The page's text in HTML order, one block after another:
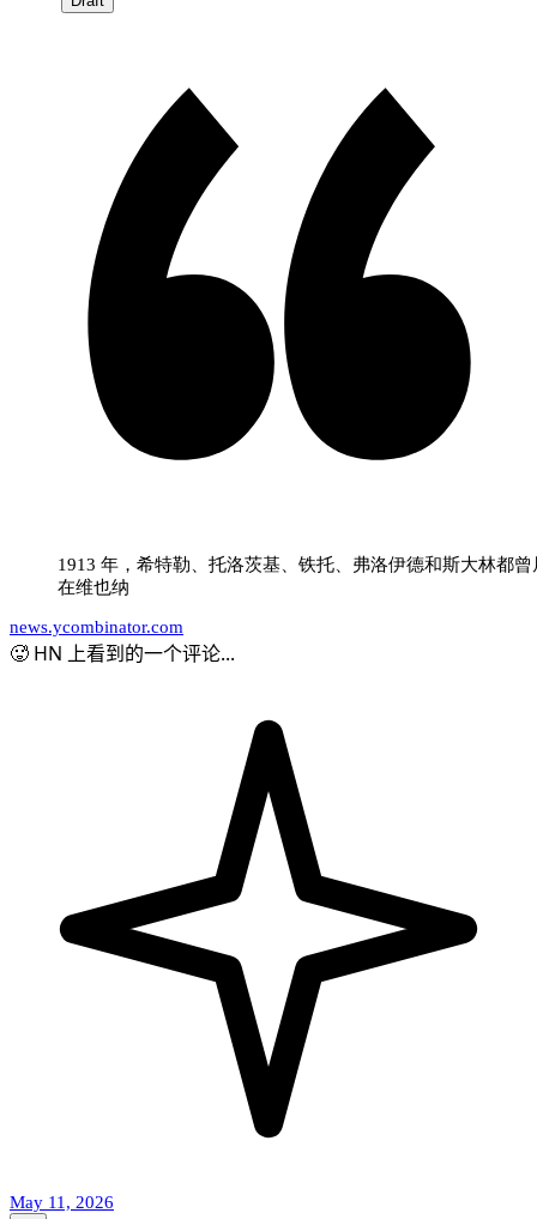
1913 年，希特勒、托洛茨基、铁托、弗洛伊德和斯大林都曾
在维也纳
news.ycombinator.com
🥵 HN 上看到的一个评论...
May 11, 2026